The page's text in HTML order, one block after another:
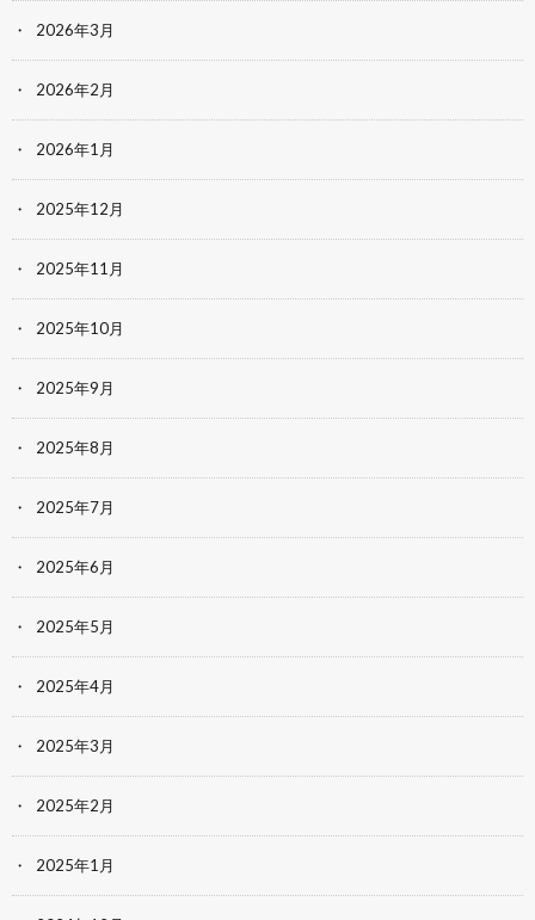
2026年3月
2026年2月
2026年1月
2025年12月
2025年11月
2025年10月
2025年9月
2025年8月
2025年7月
2025年6月
2025年5月
2025年4月
2025年3月
2025年2月
2025年1月